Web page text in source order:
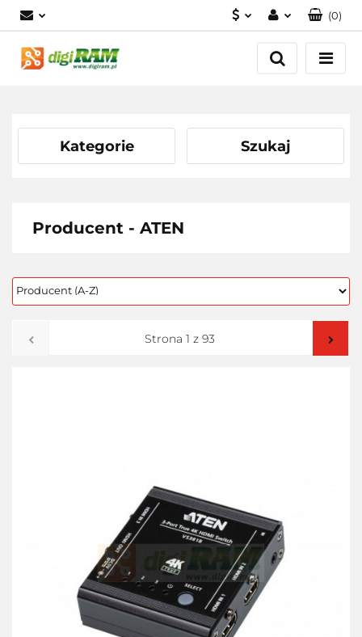
Zaloguj się
Zarejestruj się
(0)
Kategorie Szukaj
Producent - ATEN